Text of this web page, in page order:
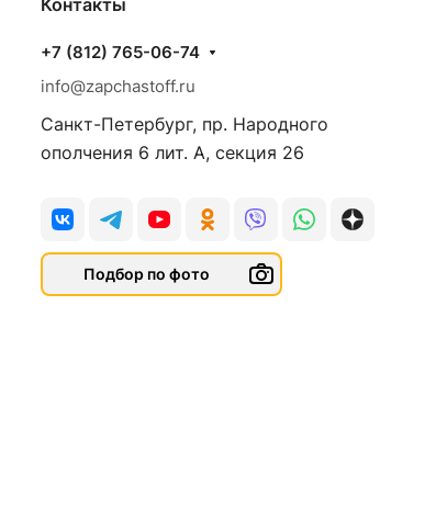
Контакты
+7 (812) 765-06-74
info@zapchastoff.ru
Санкт-Петербург, пр. Народного
ополчения 6 лит. А, секция 26
Подбор по фото